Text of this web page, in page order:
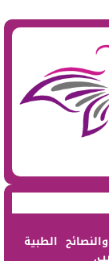
الطبية